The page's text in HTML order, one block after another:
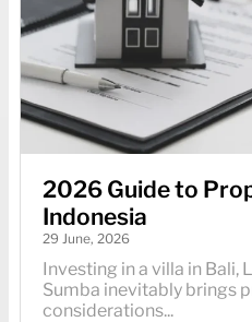
2026 Guide to
Indonesia
29 June, 2026
Investing in a villa in Bali,
Sumba inevitably brings
considerations...